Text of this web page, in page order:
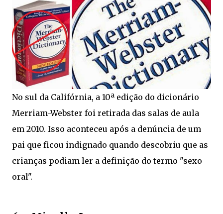
No sul da Califórnia, a 10ª edição do dicionário
Merriam-Webster foi retirada das salas de aula
em 2010. Isso aconteceu após a denúncia de um
pai que ficou indignado quando descobriu que as
crianças podiam ler a definição do termo "sexo
oral".